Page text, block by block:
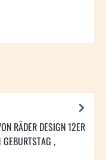
RÄDER DESIGN 12ER
, W